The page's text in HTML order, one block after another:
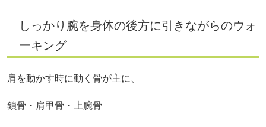
しっかり腕を身体の後方に引きながらのウォ
ーキング
肩を動かす時に動く骨が主に、
鎖骨・肩甲骨・上腕骨